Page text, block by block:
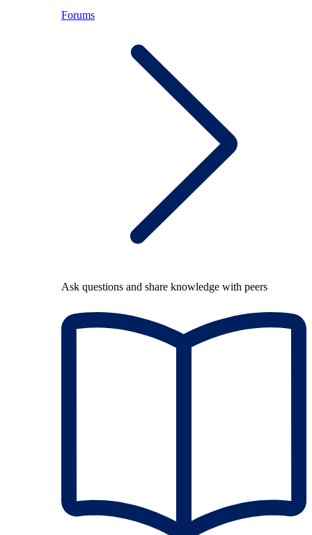
Forums
Ask questions and share knowledge with peers